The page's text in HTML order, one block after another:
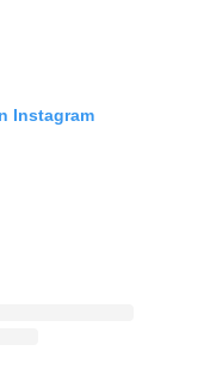
Instagram